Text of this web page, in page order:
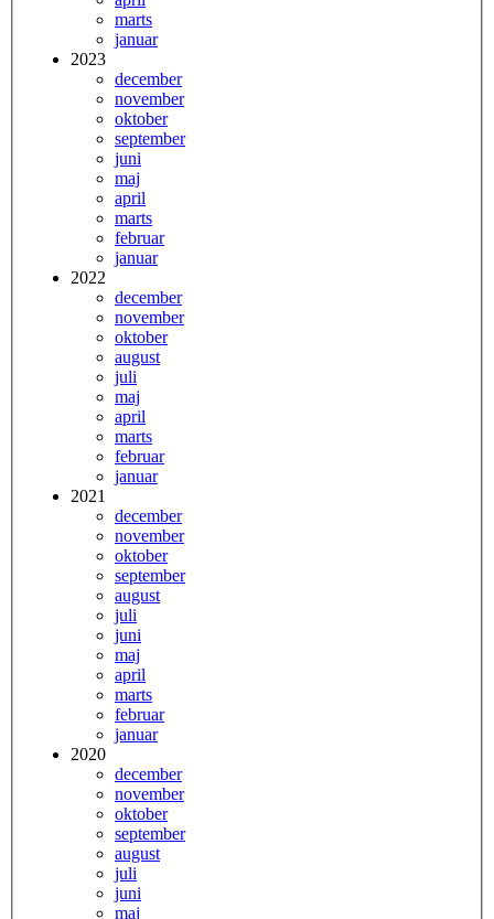
marts
januar
2023
december
november
oktober
september
juni
maj
april
marts
februar
januar
2022
december
november
oktober
august
juli
maj
april
marts
februar
januar
2021
december
november
oktober
september
august
juli
juni
maj
april
marts
februar
januar
2020
december
november
oktober
september
august
juli
juni
maj